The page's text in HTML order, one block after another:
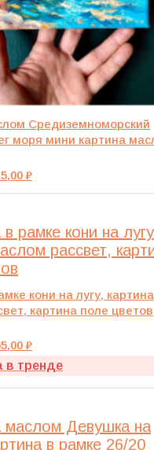
Средиземноморский
моря мини картина
₽Текущая
кони на лугу, картина
картина поле цветов
₽Текущая
1665,00 ₽.
в тренде